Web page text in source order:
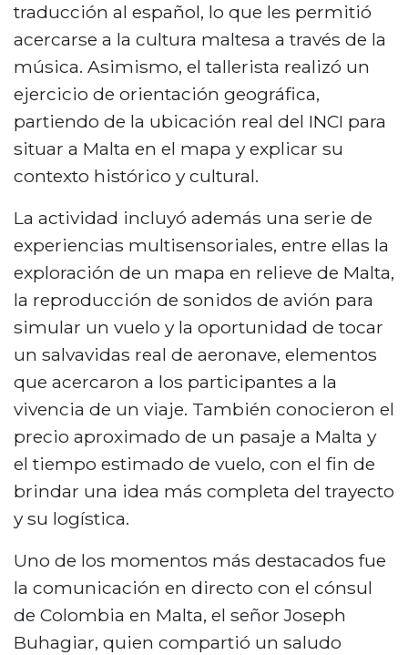
traducción al español, lo que les permitió
acercarse a la cultura maltesa a través de la
música. Asimismo, el tallerista realizó un
ejercicio de orientación geográfica,
partiendo de la ubicación real del INCI para
situar a Malta en el mapa y explicar su
contexto histórico y cultural.
La actividad incluyó además una serie de
experiencias multisensoriales, entre ellas la
exploración de un mapa en relieve de Malta,
la reproducción de sonidos de avión para
simular un vuelo y la oportunidad de tocar
un salvavidas real de aeronave, elementos
que acercaron a los participantes a la
vivencia de un viaje. También conocieron el
precio aproximado de un pasaje a Malta y
el tiempo estimado de vuelo, con el fin de
brindar una idea más completa del trayecto
y su logística.
Uno de los momentos más destacados fue
la comunicación en directo con el cónsul
de Colombia en Malta, el señor Joseph
Buhagiar, quien compartió un saludo